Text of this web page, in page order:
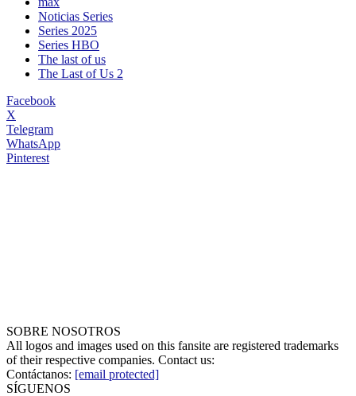
Noticias Series
Series 2025
Series HBO
The last of us
The Last of Us 2
Facebook
X
Telegram
WhatsApp
Pinterest
SOBRE NOSOTROS
All logos and images used on this fansite are registered trademarks
of their respective companies. Contact us:
Contáctanos: [email protected]
SÍGUENOS